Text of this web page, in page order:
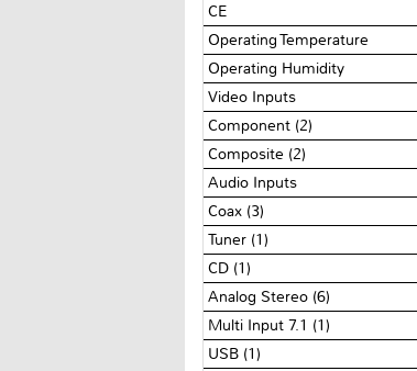
CE
Operating Temperature
Operating Humidity
Video Inputs
Component (2)
Composite (2)
Audio Inputs
Coax (3)
Tuner (1)
CD (1)
Analog Stereo (6)
Multi Input 7.1 (1)
USB (1)